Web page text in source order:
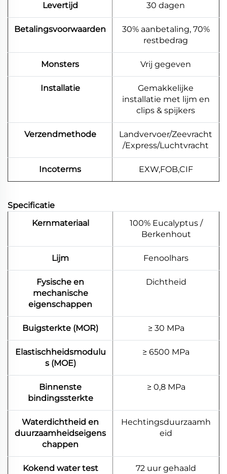
Levertijd 30 dagen
Betalingsvoorwaarden
30% aanbetaling, 70%
restbedrag
Monsters Vrij gegeven
Installatie
Gemakkelijke
installatie met lijm en
clips & spijkers
Verzendmethode
Landvervoer/Zeevracht
/Express/Luchtvracht
Incoterms EXW,FOB,CIF
Specificatie
Kernmateriaal
100% Eucalyptus /
Berkenhout
Lijm Fenoolhars
Fysische en
mechanische
eigenschappen
Dichtheid
Buigsterkte (MOR) ≥ 30 MPa
Elastischheidsmodulu
s (MOE)
≥ 6500 MPa
Binnenste
bindingssterkte
≥ 0,8 MPa
Waterdichtheid en
duurzaamheidseigens
chappen
Hechtingsduurzaamh
eid
Kokend water test 72 uur gehaald